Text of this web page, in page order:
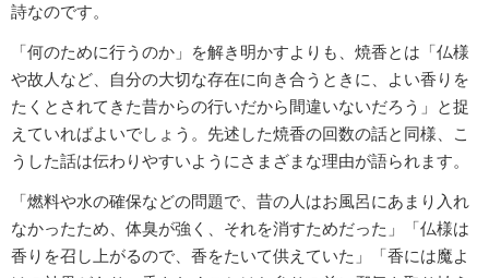
詩なのです。
「何のために行うのか」を解き明かすよりも、焼香とは「仏様
や故人など、自分の大切な存在に向き合うときに、よい香りを
たくとされてきた昔からの行いだから間違いないだろう」と捉
えていればよいでしょう。先述した焼香の回数の話と同様、こ
うした話は伝わりやすいようにさまざまな理由が語られます。
「燃料や水の確保などの問題で、昔の人はお風呂にあまり入れ
なかったため、体臭が強く、それを消すためだった」「仏様は
香りを召し上がるので、香をたいて供えていた」「香には魔よ